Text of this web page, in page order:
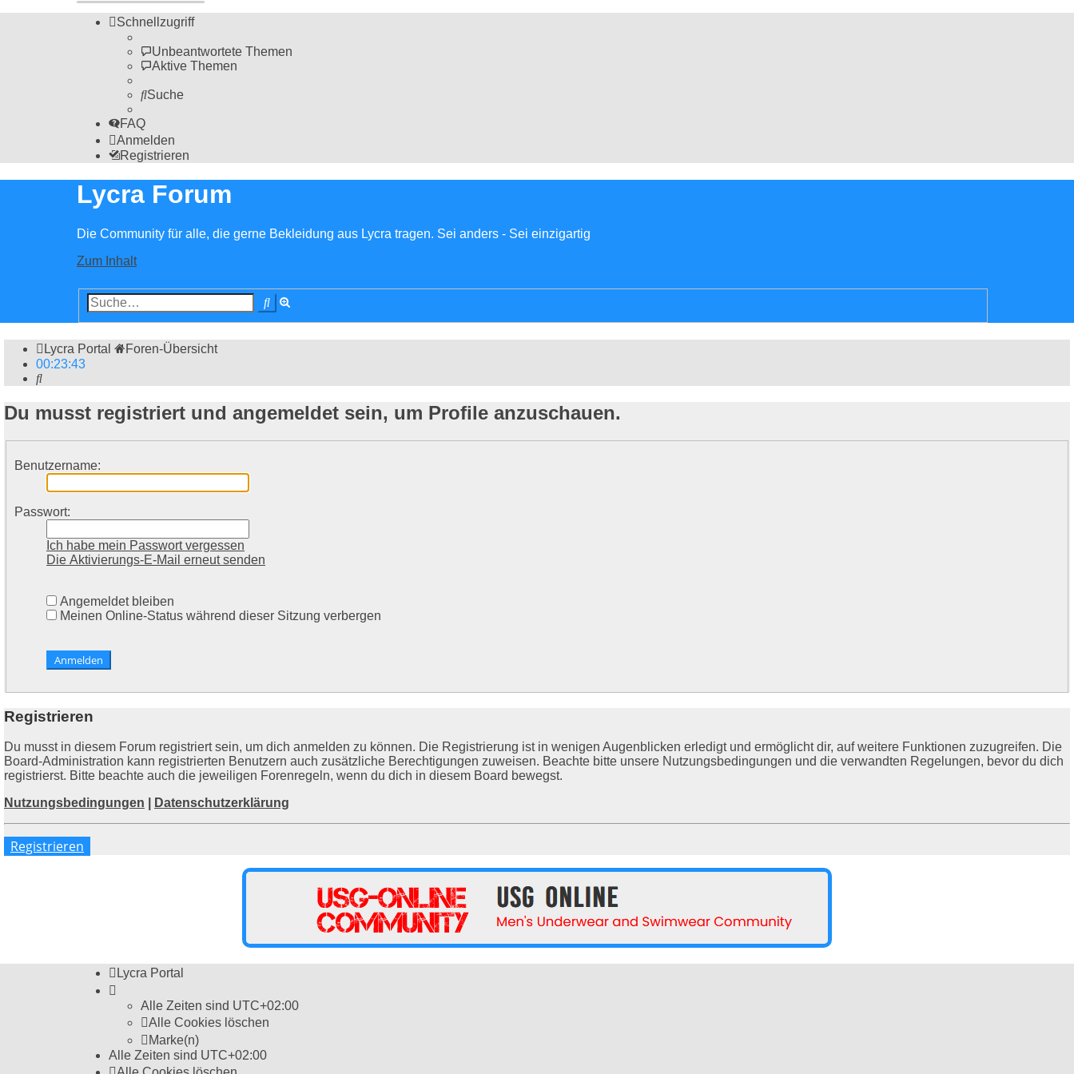
Schnellzugriff
Unbeantwortete Themen
Aktive Themen
Suche
FAQ
Anmelden
Registrieren
Lycra Forum
Die Community für alle, die gerne Bekleidung aus Lycra tragen. Sei anders - Sei einzigartig
Zum Inhalt
Suche
Lycra Portal
Foren-Übersicht
00:23:43
Suche
Du musst registriert und angemeldet sein, um Profile anzuschauen.
Benutzername:
Passwort:
Ich habe mein Passwort vergessen
Die Aktivierungs-E-Mail erneut senden
Angemeldet bleiben
Meinen Online-Status während dieser Sitzung verbergen
Registrieren
Du musst in diesem Forum registriert sein, um dich anmelden zu können. Die Registrierung ist in wenigen Augenblicken erledigt und ermöglicht dir, auf weitere Funktionen zuzugreifen. Die
Board-Administration kann registrierten Benutzern auch zusätzliche Berechtigungen zuweisen. Beachte bitte unsere Nutzungsbedingungen und die verwandten Regelungen, bevor du dich
registrierst. Bitte beachte auch die jeweiligen Forenregeln, wenn du dich in diesem Board bewegst.
Nutzungsbedingungen
Datenschutzerklärung
Registrieren
Lycra Portal
Alle Zeiten sind UTC+02:00
Alle Cookies löschen
Marke(n)
Alle Zeiten sind UTC+02:00